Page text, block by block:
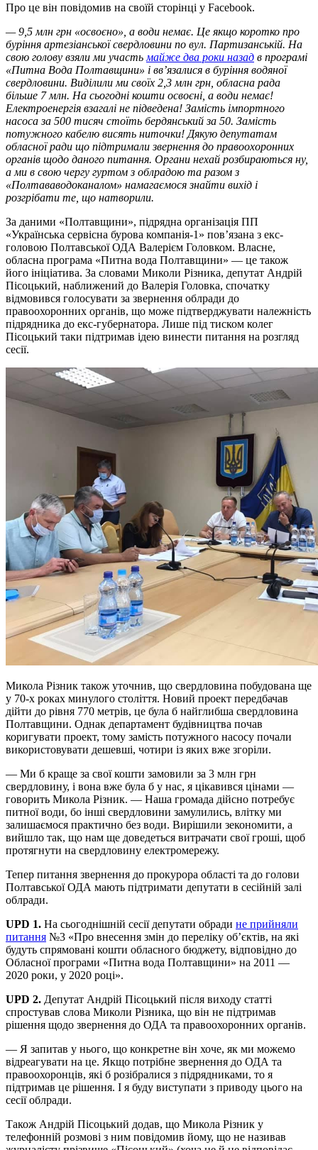
Про це він повідомив на своїй сторінці у Facebook.
— 9,5 млн грн «освоєно», а води немає. Це якщо коротко про
буріння артезіанської свердловини по вул. Партизанській. На
свою голову взяли ми участь майже два роки назад в програмі
«Питна Вода Полтавщини» і вв’язалися в буріння водяної
свердловини. Виділили ми своїх 2,3 млн грн, обласна рада
більше 7 млн. На сьогодні кошти освоєні, а води немає!
Електроенергія взагалі не підведена! Замість імпортного
насоса за 500 тисяч стоїть бердянський за 50. Замість
потужного кабелю висять ниточки! Дякую депутатам
обласної ради що підтримали звернення до правоохоронних
органів щодо даного питання. Органи нехай розбираються ну,
а ми в свою чергу гуртом з облрадою та разом з
«Полтававодоканалом» намагаємося знайти вихід і
розгрібати те, що натворили.
За даними «Полтавщини», підрядна організація ПП
«Українська сервісна бурова компанія-1» пов’язана з екс-
головою Полтавської ОДА Валерієм Головком. Власне,
обласна програма «Питна вода Полтавщини» — це також
його ініціатива. За словами Миколи Різника, депутат Андрій
Пісоцький, наближений до Валерія Головка, спочатку
відмовився голосувати за звернення облради до
правоохоронних органів, що може підтверджувати належність
підрядника до екс-губернатора. Лише під тиском колег
Пісоцький таки підтримав ідею винести питання на розгляд
сесії.
Микола Різник також уточнив, що свердловина побудована ще
у 70-х роках минулого століття. Новий проект передбачав
дійти до рівня 770 метрів, це була б найглибша свердловина
Полтавщини. Однак департамент будівництва почав
коригувати проект, тому замість потужного насосу почали
використовувати дешевші, чотири із яких вже згоріли.
— Ми б краще за свої кошти замовили за 3 млн грн
свердловину, і вона вже була б у нас, я цікавився цінами —
говорить Микола Різник. — Наша громада дійсно потребує
питної води, бо інші свердловини замулились, влітку ми
залишаємося практично без води. Вирішили зекономити, а
вийшло так, що нам ще доведеться витрачати свої гроші, щоб
протягнути на свердловину електромережу.
Тепер питання звернення до прокурора області та до голови
Полтавської ОДА мають підтримати депутати в сесійній залі
облради.
UPD 1. На сьогоднішній сесії депутати обради не прийняли
питання №3 «Про внесення змін до переліку об’єктів, на які
будуть спрямовані кошти обласного бюджету, відповідно до
Обласної програми «Питна вода Полтавщини» на 2011 —
2020 роки, у 2020 році».
UPD 2. Депутат Андрій Пісоцький після виходу статті
спростував слова Миколи Різника, що він не підтримав
рішення щодо звернення до ОДА та правоохоронних органів.
— Я запитав у нього, що конкретне він хоче, як ми можемо
відреагувати на це. Якщо потрібне звернення до ОДА та
правоохоронців, які б розібралися з підрядниками, то я
підтримав це рішення. І я буду виступати з приводу цього на
сесії облради.
Також Андрій Пісоцький додав, що Микола Різник у
телефонній розмові з ним повідомив йому, що не називав